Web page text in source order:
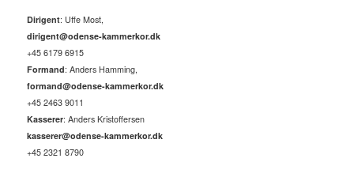
Dirigent: Uffe Most,
dirigent@odense-kammerkor.dk
+45 6179 6915
Formand: Anders Hamming,
formand@odense-kammerkor.dk
+45 2463 9011
Kasserer: Anders Kristoffersen
kasserer@odense-kammerkor.dk
+45 2321 8790